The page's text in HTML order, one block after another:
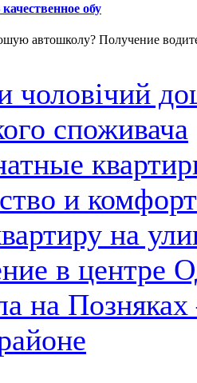
обу
автошколу? Получение
чоловічий
споживача
и
на
в центре
на Позняках